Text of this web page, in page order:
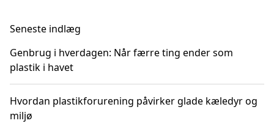
Seneste indlæg
Genbrug i hverdagen: Når færre ting ender som
plastik i havet
Hvordan plastikforurening påvirker glade kæledyr og
miljø